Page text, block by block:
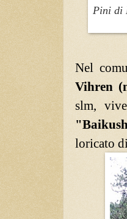
Pini di
Nel
Vihren
slm,
loricato